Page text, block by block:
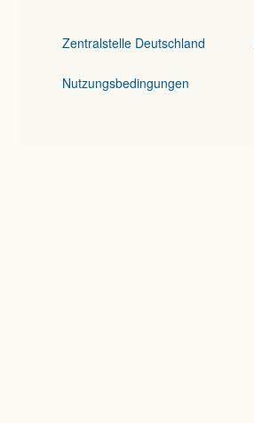
Zentralstelle Deutschland
Nutzungsbedingungen